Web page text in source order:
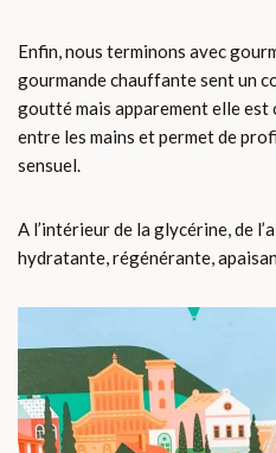
Enfin, nous terminons avec
gourmande chauffante sent un
goutté mais apparement elle est
entre les mains et permet de
sensuel.
A l’intérieur de la glycérine, de
hydratante, régénérante,